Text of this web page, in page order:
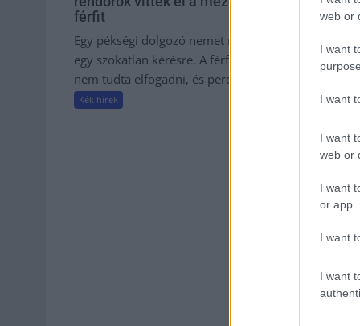
web or
I want
I want
I want
web or
I want
or app.
I want
I want
férfit
Egy pékségi dolgozó nemet mondott
egy szokatlan kérésre. A férfi ezt
nem tudta elfogadni, és percekkel...
Kék hírek
A
szárazság
erdő- és
Kék hírek